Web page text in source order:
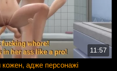
11:57
кожен, адже персонажі